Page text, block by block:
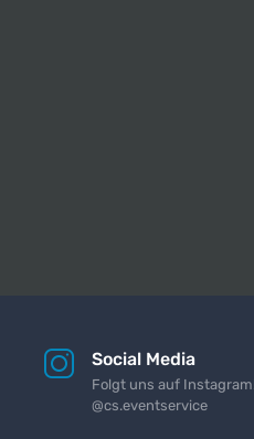
Social Media
Folgt uns auf Instagram!
@cs.eventservice